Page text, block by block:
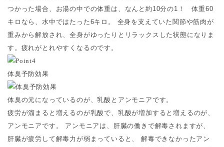
つかった場合、お湯の中での体重は、なんと約10分の1！ 体重60
キロなら、水中ではたった6キロ。 全身を支えていた関節や筋肉が
重みから解放され、全身がゆったりとリラックスした状態になりま
す。疲れがとれやすくなるのです。
体臭予防効果
体臭の元になっているのが、乳酸とアンモニアです。
疲労が溜まると増えるのが乳酸で、乳酸が増加すると増えるのが、
アンモニアです。 アンモニアは、肝臓の働きで解毒されますが、
肝臓が疲労して解毒力が弱まっていると、 解毒できなかったアン